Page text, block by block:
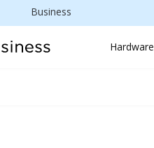
Business
Hardware